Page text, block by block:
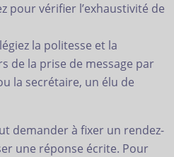
pour vérifier l’exhaustivité de
la politesse et la
de la prise de message par
la secrétaire, un élu de
demander à fixer un rendez-
une réponse écrite. Pour